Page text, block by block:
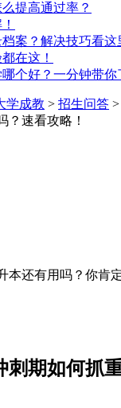
提高通过率？
案？解决技巧看这
在这！
个好？一分钟带你
学成教 > 招生问答
？速看攻略！
本还有用吗？你肯
刺期如何抓